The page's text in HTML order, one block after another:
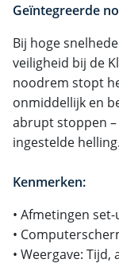
Geïntegreerde
Bij hoge
veiligheid bij de
noodrem stopt
onmiddellijk en
abrupt stoppen
ingestelde helling.
Kenmerken:
• Afmetingen set-
•
• Weergave: